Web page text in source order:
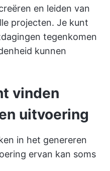
en leiden van
projecten. Je kunt
tegenkomen
kunnen
vinden
uitvoering
in het genereren
ervan kan soms